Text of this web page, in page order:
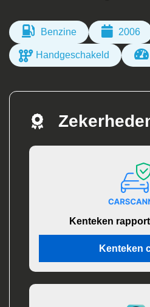
Benzine 2006
Handgeschakeld
Kenteken
Kenteken